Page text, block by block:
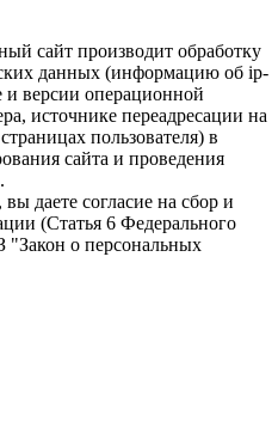
сайт производит обработку
данных (информацию об ip-
и версии операционной
источнике переадресации на
пользователя) в
сайта и проведения
даете согласие на сбор и
(Статья 6 Федерального
"Закон о персональных